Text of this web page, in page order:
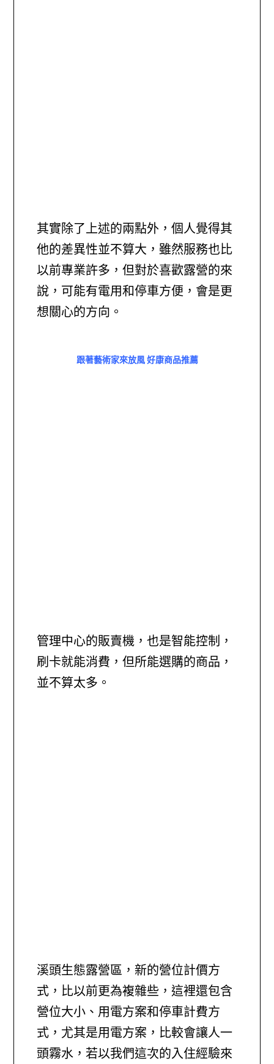
其實除了上述的兩點外，個人覺得其
他的差異性並不算大，雖然服務也比
以前專業許多，但對於喜歡露營的來
說，可能有電用和停車方便，會是更
想關心的方向。
跟著藝術家來放風 好康商品推薦
管理中心的販賣機，也是智能控制，
刷卡就能消費，但所能選購的商品，
並不算太多。
溪頭生態露營區，新的營位計價方
式，比以前更為複雜些，這裡還包含
營位大小、用電方案和停車計費方
式，尤其是用電方案，比較會讓人一
頭霧水，若以我們這次的入住經驗來